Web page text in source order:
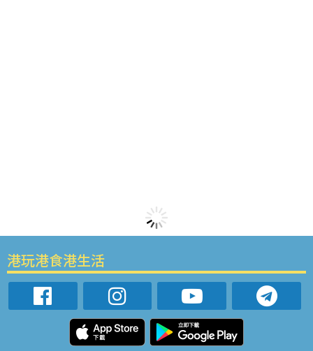
港玩港食港生活